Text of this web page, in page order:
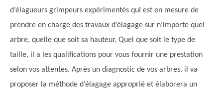
d’élagueurs grimpeurs expérimentés qui est en mesure de
prendre en charge des travaux d’élagage sur n’importe quel
arbre, quelle que soit sa hauteur. Quel que soit le type de
taille, il a les qualifications pour vous fournir une prestation
selon vos attentes. Après un diagnostic de vos arbres, il va
proposer la méthode d’élagage approprié et élaborera un